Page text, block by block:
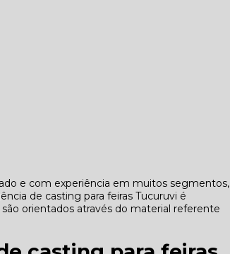
e com experiência em muitos segmentos,
de casting para feiras Tucuruvi é
orientados através do material referente